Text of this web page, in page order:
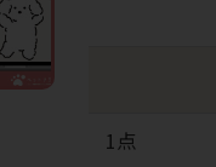
1点